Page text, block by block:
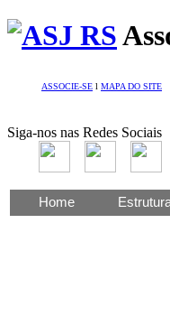
ASSOCIE-SE l MAPA DO SITE
Siga-nos nas Redes Sociais
Home